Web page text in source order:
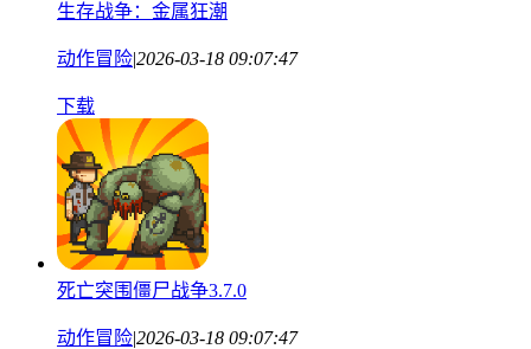
生存战争：金属狂潮
动作冒险|2026-03-18 09:07:47
下载
死亡突围僵尸战争3.7.0
动作冒险|2026-03-18 09:07:47